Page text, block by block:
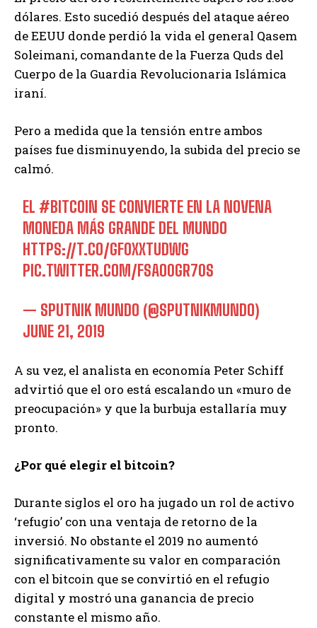
dólares. Esto sucedió después del ataque aéreo
de EEUU donde perdió la vida el general Qasem
Soleimani, comandante de la Fuerza Quds del
Cuerpo de la Guardia Revolucionaria Islámica
iraní.
Pero a medida que la tensión entre ambos
países fue disminuyendo, la subida del precio se
calmó.
EL#BITCOIN SE CONVIERTE EN LA NOVENA
MONEDA MÁS GRANDE DEL MUNDO
HTTPS://T.CO/GFOXXTUDWG
PIC.TWITTER.COM/FSAO0GR70S
— SPUTNIK MUNDO (@SPUTNIKMUNDO)
JUNE 21, 2019
A su vez, el analista en economía Peter Schiff
advirtió que el oro está escalando un «muro de
preocupación» y que la burbuja estallaría muy
pronto.
¿Por qué elegir el bitcoin?
Durante siglos el oro ha jugado un rol de activo
‘refugio’ con una ventaja de retorno de la
inversió. No obstante el 2019 no aumentó
significativamente su valor en comparación
con el bitcoin que se convirtió en el refugio
digital y mostró una ganancia de precio
constante el mismo año.